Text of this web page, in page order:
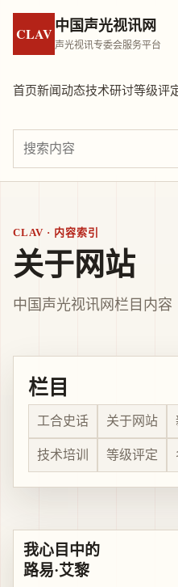
CLAV 中国声光视讯网
声光视讯专委会服务平台
首页新闻动态技术研讨等级评
CLAV · 内容索引
关于网站
中国声光视讯网栏目内容
我心目中的
路易·艾黎
栏目
工合史话 关于网站
技术培训 等级评定